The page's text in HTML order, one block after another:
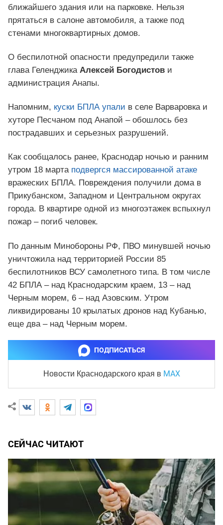
ближайшего здания или на парковке. Нельзя
прятаться в салоне автомобиля, а также под
стенами многоквартирных домов.
О беспилотной опасности предупредили также
глава Геленджика Алексей Богодистов и
администрация Анапы.
Напомним, куски БПЛА упали в селе Варваровка и
хуторе Песчаном под Анапой – обошлось без
пострадавших и серьезных разрушений.
Как сообщалось ранее, Краснодар ночью и ранним
утром 18 марта подвергся массированной атаке
вражеских БПЛА. Повреждения получили дома в
Прикубанском, Западном и Центральном округах
города. В квартире одной из многоэтажек вспыхнул
пожар – погиб человек.
По данным Минобороны РФ, ПВО минувшей ночью
уничтожила над территорией России 85
беспилотников ВСУ самолетного типа. В том числе
42 БПЛА – над Краснодарским краем, 13 – над
Черным морем, 6 – над Азовским. Утром
ликвидированы 10 крылатых дронов над Кубанью,
еще два – над Черным морем.
ПОДПИСАТЬСЯ
Новости Краснодарского края в MAX
СЕЙЧАС ЧИТАЮТ